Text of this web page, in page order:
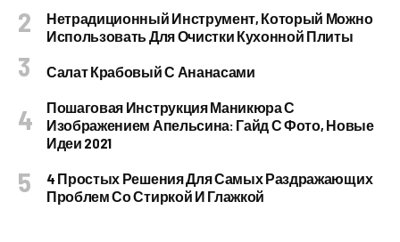
Нетрадиционный Инструмент, Который Можно
Использовать Для Очистки Кухонной Плиты
Салат Крабовый С Ананасами
Пошаговая Инструкция Маникюра С
Изображением Апельсина: Гайд С Фото, Новые
Идеи 2021
4 Простых Решения Для Самых Раздражающих
Проблем Со Стиркой И Глажкой